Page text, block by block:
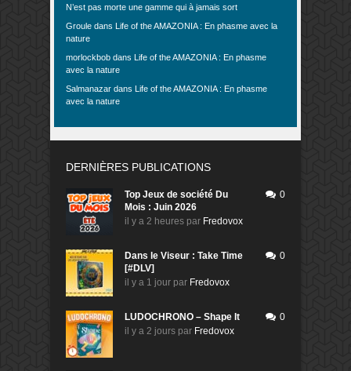
N’est pas morte une gamme qui à jamais sort
Groule dans Life of the AMAZONIA : En phasme avec la
nature
morlockbob dans Life of the AMAZONIA : En phasme
avec la nature
Salmanazar dans Life of the AMAZONIA : En phasme
avec la nature
DERNIÈRES PUBLICATIONS
Top Jeux de société Du
Mois : Juin 2026
il y a 2 heures par Fredovox
0
Dans le Viseur : Take Time
[#DLV]
il y a 1 jour par Fredovox
0
LUDOCHRONO – Shape It
il y a 2 jours par Fredovox
0